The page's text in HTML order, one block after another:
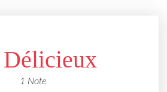
Délicieux
1 Note